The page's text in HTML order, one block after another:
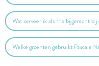
Wat serveer ik als fris bijgerecht
Welke groenten gebruikt Pascale